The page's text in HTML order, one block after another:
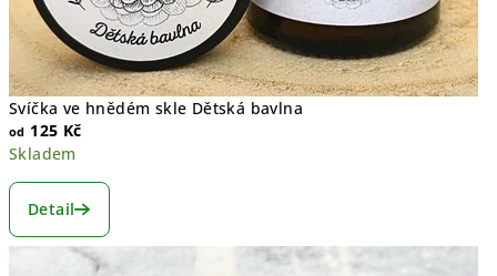
Svíčka ve hnědém skle Dětská bavlna
od 125 Kč
Skladem
Detail